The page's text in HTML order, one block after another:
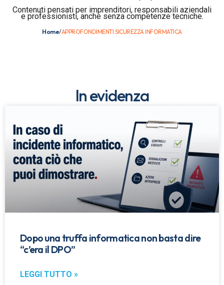
Contenuti pensati per imprenditori, responsabili aziendali
e professionisti, anche senza competenze tecniche.
Home/APPROFONDIMENTI SICUREZZA INFORMATICA
In evidenza
Dopo una truffa informatica non basta dire
“c’era il DPO”
LEGGI TUTTO »